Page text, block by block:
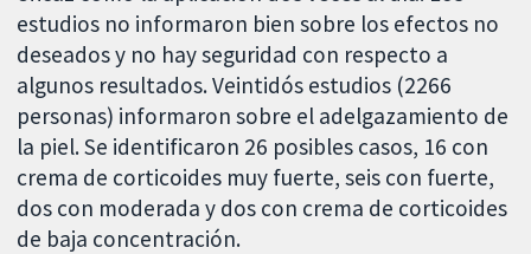
estudios no informaron bien sobre los efectos no
deseados y no hay seguridad con respecto a
algunos resultados. Veintidós estudios (2266
personas) informaron sobre el adelgazamiento de
la piel. Se identificaron 26 posibles casos, 16 con
crema de corticoides muy fuerte, seis con fuerte,
dos con moderada y dos con crema de corticoides
de baja concentración.